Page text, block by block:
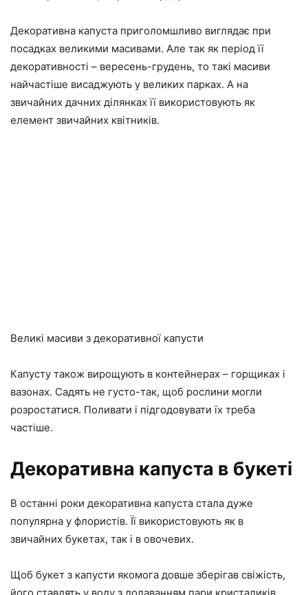
Декоративна капуста приголомшливо виглядає при
посадках великими масивами. Але так як період її
декоративності – вересень-грудень, то такі масиви
найчастіше висаджують у великих парках. А на
звичайних дачних ділянках її використовують як
елемент звичайних квітників.
Великі масиви з декоративної капусти
Капусту також вирощують в контейнерах – горщиках і
вазонах. Садять не густо-так, щоб рослини могли
розростатися. Поливати і підгодовувати їх треба
частіше.
Декоративна капуста в букеті
В останні роки декоративна капуста стала дуже
популярна у флористів. Її використовують як в
звичайних букетах, так і в овочевих.
Щоб букет з капусти якомога довше зберігав свіжість,
його ставлять у воду з додаванням пари кристаликів